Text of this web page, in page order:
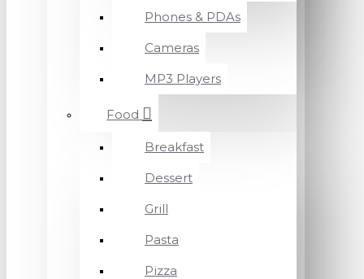
Phones & PDAs
Cameras
MP3 Players
Food
Breakfast
Dessert
Grill
Pasta
Pizza